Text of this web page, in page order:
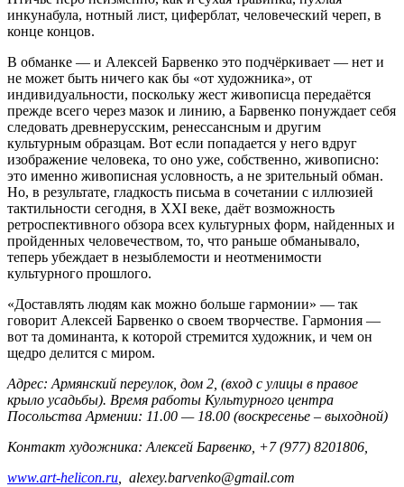
инкунабула, нотный лист, циферблат, человеческий череп, в
конце концов.
В обманке — и Алексей Барвенко это подчёркивает — нет и
не может быть ничего как бы «от художника», от
индивидуальности, поскольку жест живописца передаётся
прежде всего через мазок и линию, а Барвенко понуждает себя
следовать древнерусским, ренессансным и другим
культурным образцам. Вот если попадается у него вдруг
изображение человека, то оно уже, собственно, живописно:
это именно живописная условность, а не зрительный обман.
Но, в результате, гладкость письма в сочетании с иллюзией
тактильности сегодня, в XXI веке, даёт возможность
ретроспективного обзора всех культурных форм, найденных и
пройденных человечеством, то, что раньше обманывало,
теперь убеждает в незыблемости и неотменимости
культурного прошлого.
«Доставлять людям как можно больше гармонии» — так
говорит Алексей Барвенко о своем творчестве. Гармония —
вот та доминанта, к которой стремится художник, и чем он
щедро делится с миром.
Адрес: Армянский переулок, дом 2, (вход с улицы в правое
крыло усадьбы). Время работы Культурного центра
Посольства Армении: 11.00 — 18.00 (воскресенье – выходной)
Контакт художника: Алексей Барвенко, +7 (977) 8201806,
www.art-helicon.ru , alexey.barvenko@gmail.com